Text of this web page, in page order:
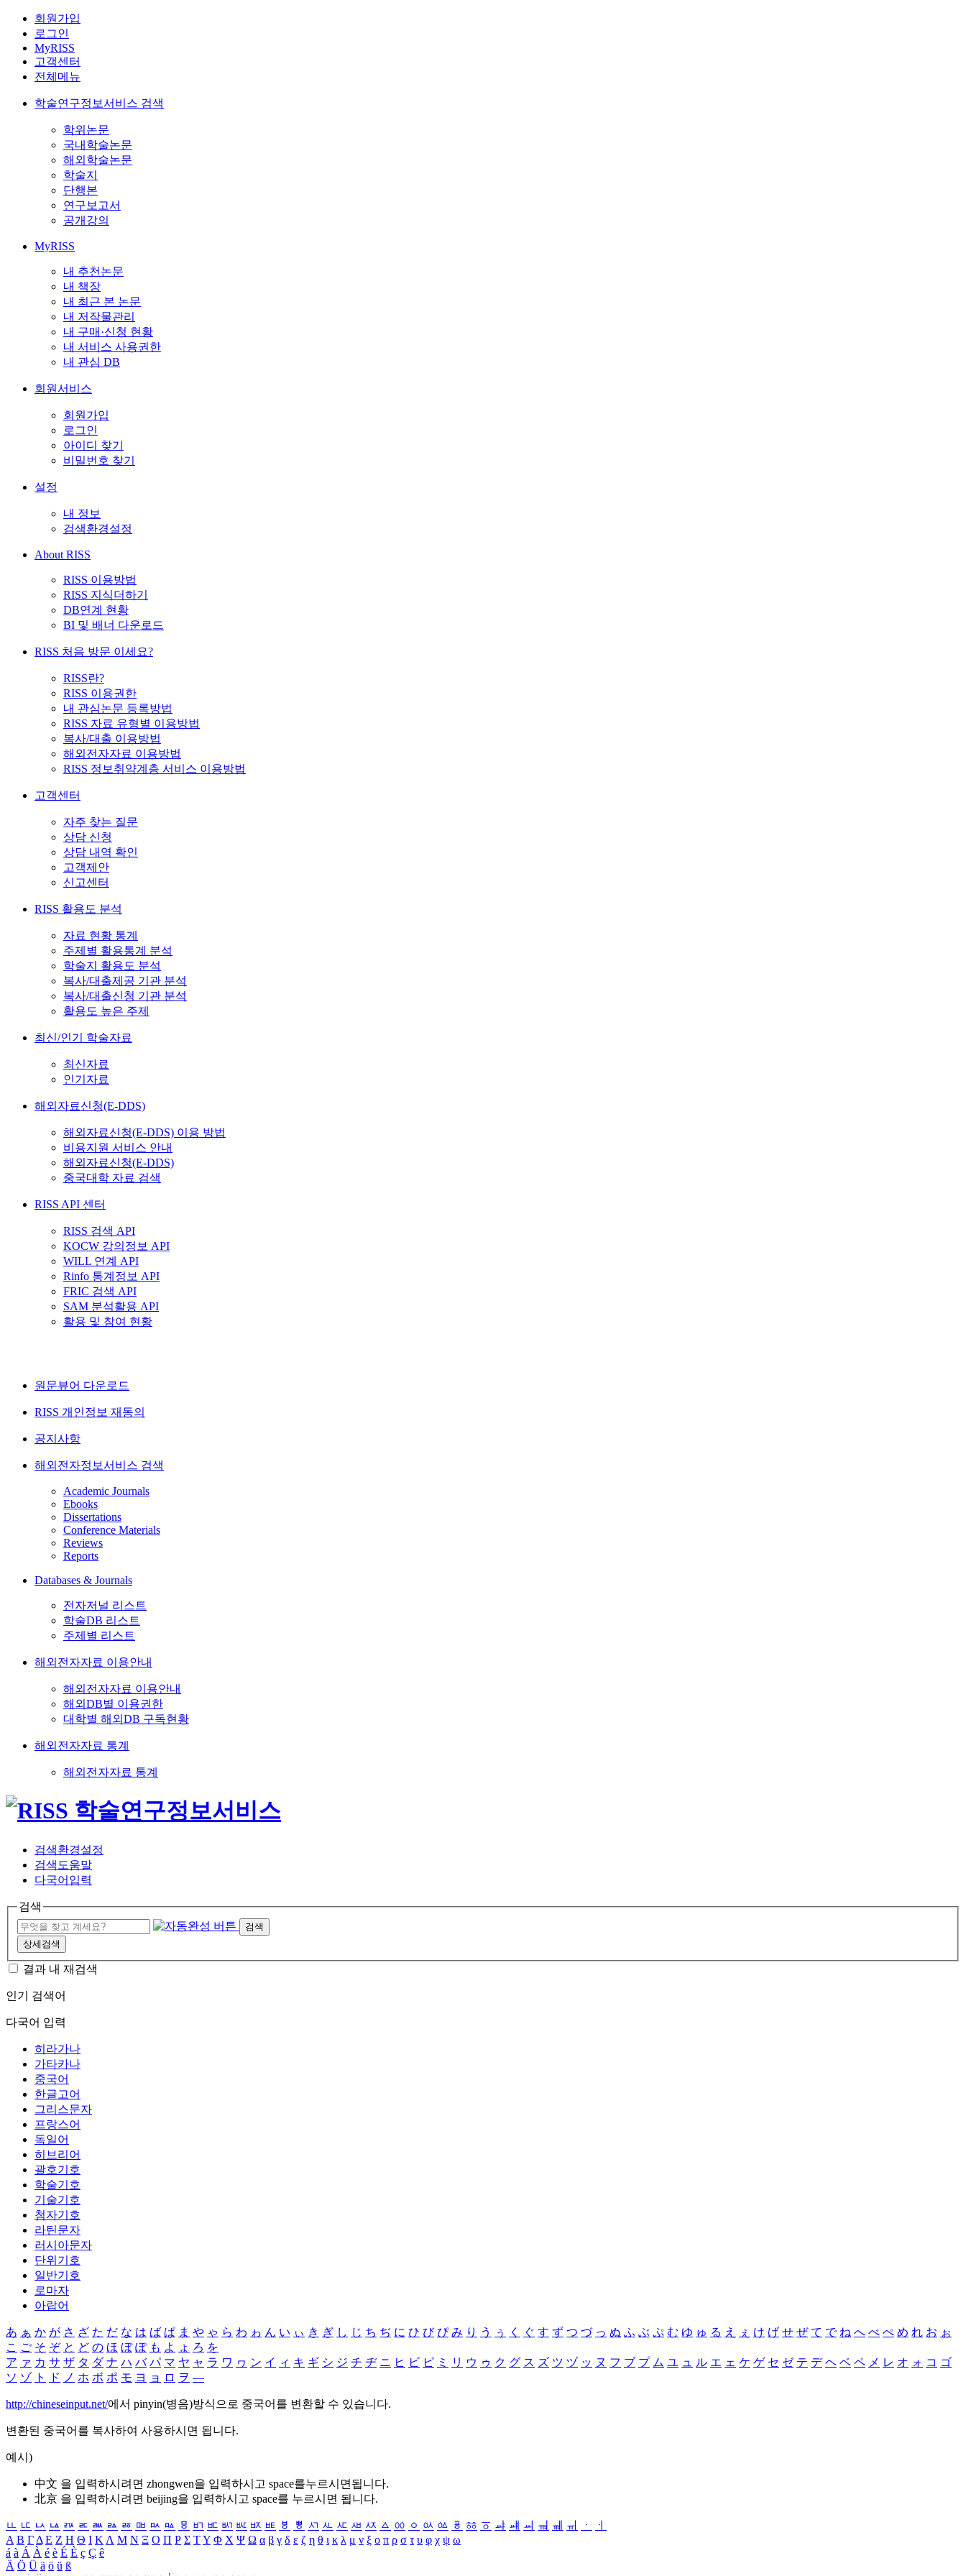
회원가입
로그인
MyRISS
고객센터
전체메뉴
학술연구정보서비스 검색
학위논문
국내학술논문
해외학술논문
학술지
단행본
연구보고서
공개강의
MyRISS
내 추천논문
내 책장
내 최근 본 논문
내 저작물관리
내 구매·신청 현황
내 서비스 사용권한
내 관심 DB
회원서비스
회원가입
로그인
아이디 찾기
비밀번호 찾기
설정
내 정보
검색환경설정
About RISS
RISS 이용방법
RISS 지식더하기
DB연계 현황
BI 및 배너 다운로드
RISS 처음 방문 이세요?
RISS란?
RISS 이용권한
내 관심논문 등록방법
RISS 자료 유형별 이용방법
복사/대출 이용방법
해외전자자료 이용방법
RISS 정보취약계층 서비스 이용방법
고객센터
자주 찾는 질문
상담 신청
상담 내역 확인
고객제안
신고센터
RISS 활용도 분석
자료 현황 통계
주제별 활용통계 분석
학술지 활용도 분석
복사/대출제공 기관 분석
복사/대출신청 기관 분석
활용도 높은 주제
최신/인기 학술자료
최신자료
인기자료
해외자료신청(E-DDS)
해외자료신청(E-DDS) 이용 방법
비용지원 서비스 안내
해외자료신청(E-DDS)
중국대학 자료 검색
RISS API 센터
RISS 검색 API
KOCW 강의정보 API
WILL 연계 API
Rinfo 통계정보 API
FRIC 검색 API
SAM 분석활용 API
활용 및 참여 현황
원문뷰어 다운로드
RISS 개인정보 재동의
공지사항
해외전자정보서비스 검색
Academic Journals
Ebooks
Dissertations
Conference Materials
Reviews
Reports
Databases & Journals
전자저널 리스트
학술DB 리스트
주제별 리스트
해외전자자료 이용안내
해외전자자료 이용안내
해외DB별 이용권한
대학별 해외DB 구독현황
해외전자자료 통계
해외전자자료 통계
검색환경설정
검색도움말
다국어입력
검색
검색
상세검색
결과 내 재검색
인기 검색어
다국어 입력
히라가나
가타카나
중국어
한글고어
그리스문자
프랑스어
독일어
히브리어
괄호기호
학술기호
기술기호
첨자기호
라틴문자
러시아문자
단위기호
일반기호
로마자
아랍어
あ ぁ か が さ ざ た だ な は ば ぱ ま や ゃ ら わ ゎ ん い ぃ き ぎ し じ ち ぢ に ひ び ぴ み り う ぅ く ぐ す ず つ づ っ ぬ ふ ぶ ぷ む ゆ ゅ る え ぇ け げ せ ぜ て で ね へ べ ぺ め れ お ぉ
こ ご そ ぞ と ど の ほ ぼ ぽ も よ ょ ろ を
ア ァ カ サ ザ タ ダ ナ ハ バ パ マ ヤ ャ ラ ワ ヮ ン イ ィ キ ギ シ ジ チ ヂ ニ ヒ ビ ピ ミ リ ウ ゥ ク グ ス ズ ツ ヅ ッ ヌ フ ブ プ ム ユ ュ ル エ ェ ケ ゲ セ ゼ テ デ ヘ ベ ペ メ レ オ ォ コ ゴ
ソ ゾ ト ド ノ ホ ボ ポ モ ヨ ョ ロ ヲ ―
http://chineseinput.net/에서 pinyin(병음)방식으로 중국어를 변환할 수 있습니다.
변환된 중국어를 복사하여 사용하시면 됩니다.
예시)
中文 을 입력하시려면 zhongwen을 입력하시고 space를누르시면됩니다.
北京 을 입력하시려면 beijing을 입력하시고 space를 누르시면 됩니다.
ㅥ ㅦ ㅧ ㅨ ㅩ ㅪ ㅫ ㅬ ㅭ ㅮ ㅯ ㅰ ㅱ ㅲ ㅳ ㅴ ㅵ ㅶ ㅷ ㅸ ㅹ ㅺ ㅻ ㅼ ㅽ ㅾ ㅿ ㆀ ㆁ ㆂ ㆃ ㆄ ㆅ ㆆ ㆇ ㆈ ㆉ ㆊ ㆋ ㆌ ㆍ
ㆎ
Α Β ΓΔ Ε Ζ Η Θ Ι ΚΛ Μ Ν Ξ Ο Π Ρ Σ ΤΥ Φ Χ Ψ Ω α β γ δ ε ζ η θ ι κ λ μ ν ξ ο π ρ σ τ υ φ χ ψ ω
á à Á À é è É È ç Ç ê
Ä Ö Ü ä ö ü ß